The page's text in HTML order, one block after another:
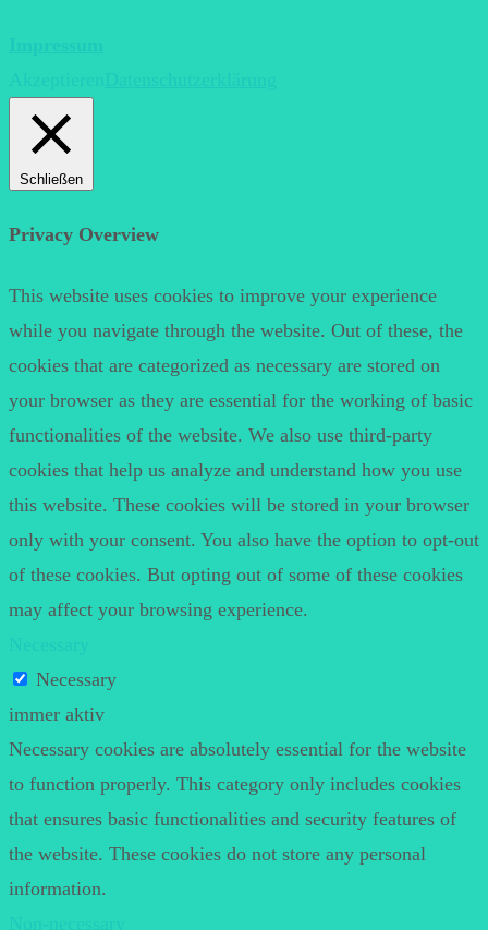
Schließen
Privacy Overview
This website uses cookies to improve your experience
while you navigate through the website. Out of these, the
cookies that are categorized as necessary are stored on
your browser as they are essential for the working of basic
functionalities of the website. We also use third-party
cookies that help us analyze and understand how you use
this website. These cookies will be stored in your browser
only with your consent. You also have the option to opt-out
of these cookies. But opting out of some of these cookies
may affect your browsing experience.
Necessary
immer aktiv
Necessary cookies are absolutely essential for the website
to function properly. This category only includes cookies
that ensures basic functionalities and security features of
the website. These cookies do not store any personal
information.